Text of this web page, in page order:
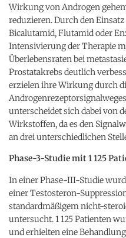
Wirkung von Androgen
reduzieren. Durch den
Bicalutamid, Flutamid oder
Intensivierung der Therapie
Überlebensraten bei
Prostatakrebs deutlich
erzielen ihre Wirkung durch
unterscheidet sich dabei von
Wirkstoffen, da es den
an drei unterschiedlichen
Phase-3-Studie mit 1 125
In einer Phase-III-Studie
einer Testosteron-
standardmäßigem nicht-
untersucht. 1 125 Patienten
und erhielten eine